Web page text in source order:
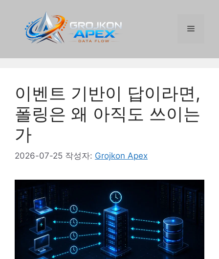
메
뉴
이벤트 기반이 답이라면,
폴링은 왜 아직도 쓰이는
가
2026-07-25 작성자: Grojkon Apex